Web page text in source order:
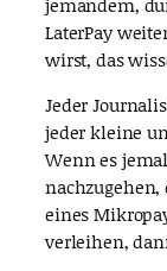
jemandem,
LaterPay
wirst, das
Jeder
jeder kleine
Wenn es
eines
verleihen,